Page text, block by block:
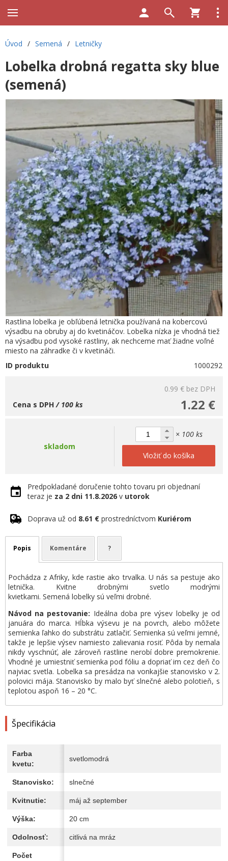
Úvod / Semená / Letničky
Lobelka drobná regatta sky blue
(semená)
Rastlina lobelka je obľúbená letnička používaná na kobercovú
výsadbu na obruby aj do kvetináčov. Lobelka nízka je vhodná tiež
na výsadbu pod vysoké rastliny, ak nechceme mať žiadne voľné
miesto na záhradke či v kvetináči.
ID produktu
1000292
0.99 € bez DPH
1.22 €
Cena s DPH/ 100 ks
skladom
× 100 ks
Vložiť do košíka
Predpokladané doručenie tohto tovaru pri objednaní
teraz je za 2 dni 11.8.2026 v utorok
Doprava už od 8.61 € prostredníctvom Kuriérom
Popis Komentáre ?
Pochádza z Afriky, kde rastie ako trvalka. U nás sa pestuje ako
letnička. Kvitne drobnými svetlo modrými
kvietkami. Semená lobelky sú veľmi drobné.
Návod na pestovanie: Ideálna doba pre výsev lobelky je od
januára do marca. Hĺbka výsevu je na povrch, alebo môžete
semienka ľahko do substrátu zatlačiť. Semienka sú veľmi jemné,
takže je lepšie výsev namiesto zalievania rosiť. Pôda by nemala
nikdy vyschnúť, ale zároveň rastline nerobí dobre premokrenie.
Vhodné je umiestniť semienka pod fóliu a dopriať im cez deň čo
najviac svetla. Lobelka sa presádza na vonkajšie stanovisko v 2.
polovici mája. Stanovisko by malo byť slnečné alebo polotieň, s
teplotou aspoň 16 – 20 °C.
Špecifikácia
Farba
kvetu:
svetlomodrá
Stanovisko: slnečné
Kvitnutie: máj až september
Výška: 20 cm
Odolnosť: citlivá na mráz
Počet